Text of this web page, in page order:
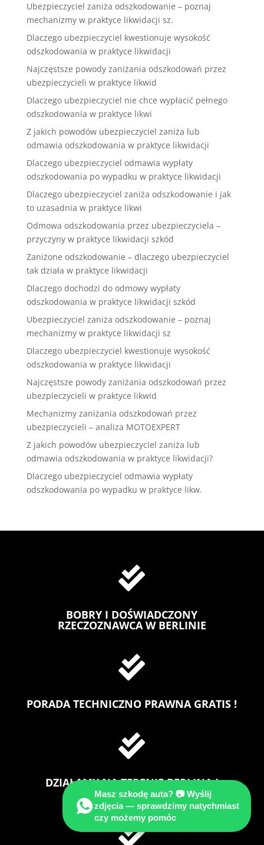
Ubezpieczyciel zaniża odszkodowanie – poznaj
mechanizmy w praktyce likwidacji sz.
Dlaczego ubezpieczyciel kwestionuje wysokość
odszkodowania w praktyce likwidacji
Najczęstsze powody zaniżania odszkodowań przez
ubezpieczycieli w praktyce likwid
Dlaczego ubezpieczyciel nie chce wypłacić pełnego
odszkodowania w praktyce likwi
Z jakich powodów ubezpieczyciel zaniża lub
odmawia odszkodowania w praktyce likwidacji
Dlaczego ubezpieczyciel odmawia wypłaty
odszkodowania po wypadku w praktyce likwidacji
Dlaczego ubezpieczyciel zaniża odszkodowanie i jak
to uzasadnia w praktyce likwi
Odmowa odszkodowania przez ubezpieczyciela –
przyczyny w praktyce likwidacji szkód
Zaniżone odszkodowanie – dlaczego ubezpieczyciel
tak działa w praktyce likwidacji
Dlaczego dochodzi do odmowy wypłaty
odszkodowania w praktyce likwidacji szkód
Ubezpieczyciel zaniża odszkodowanie – poznaj
mechanizmy w praktyce likwidacji sz
Dlaczego ubezpieczyciel kwestionuje wysokość
odszkodowania w praktyce likwidacji
Najczęstsze powody zaniżania odszkodowań przez
ubezpieczycieli w praktyce likwid
Mechanizmy zaniżania odszkodowań przez
ubezpieczycieli – analiza MOTOEXPERT
Z jakich powodów ubezpieczyciel zaniża lub
odmawia odszkodowania w praktyce likwidacji?
Dlaczego ubezpieczyciel odmawia wypłaty
odszkodowania po wypadku w praktyce likw.

BOBRY I DOŚWIADCZONY
RZECZOZNAWCA W BERLINIE

PORADA TECHNICZNO PRAWNA GRATIS !

DZIAŁAMY NA TERENIE BERLINA I
BRANDENBURGIGI

Masz szkodę auta? 📷 Wyślij
zdjęcia — sprawdzimy natychmiast
czy możemy pomóc